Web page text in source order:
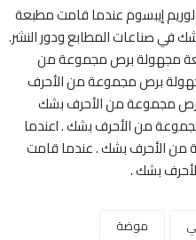
إيبسوم عندما قامت مطبعة
صناعات المطابع ودور النشر.
مجهولة برص مجموعة من
برص مجموعة من الأحرف
مجموعة من الأحرف بشك
عندما قامت مطبعة مجهولة برص مجموعة من الأحرف بشك . Iعندما
الأحرف بشك . عندما قامت
بشك .
موضة